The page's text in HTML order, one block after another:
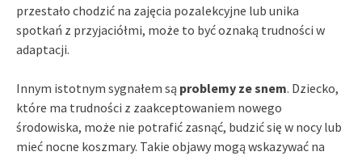
przestało chodzić na zajęcia pozalekcyjne lub unika
spotkań z przyjaciółmi, może to być oznaką trudności w
adaptacji.
Innym istotnym sygnałem są problemy ze snem. Dziecko,
które ma trudności z zaakceptowaniem nowego
środowiska, może nie potrafić zasnąć, budzić się w nocy lub
mieć nocne koszmary. Takie objawy mogą wskazywać na